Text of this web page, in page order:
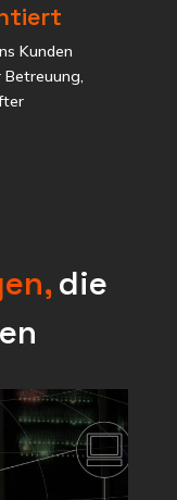
Kunden
Betreuung,
die